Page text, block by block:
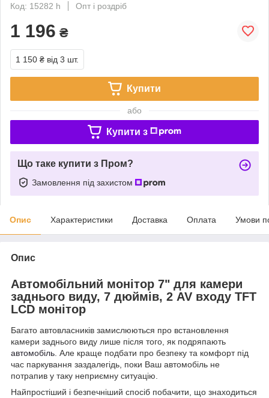
Код: 15282 h
Опт і роздріб
1 196 ₴
1 150 ₴ від 3 шт.
Купити
або
Купити з
Що таке купити з Пром?
Замовлення під захистом
Опис Характеристики Доставка Оплата Умови
Опис
Автомобільний монітор 7" для камери
заднього виду, 7 дюймів, 2 AV входу TFT
LCD монітор
Багато автовласників замислюються про встановлення
камери заднього виду лише після того, як подряпають
автомобіль. Але краще подбати про безпеку та комфорт під
час паркування заздалегідь, поки Ваш автомобіль не
потрапив у таку неприємну ситуацію.
Найпростіший і безпечніший спосіб побачити, що знаходиться